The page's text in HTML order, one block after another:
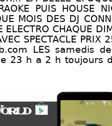
PUIS HOUSE
MOIS DES DJ
ELECTRO CHAQUE
SPECTACLE PRIX
LES samedis
23 h a 2 h toujours